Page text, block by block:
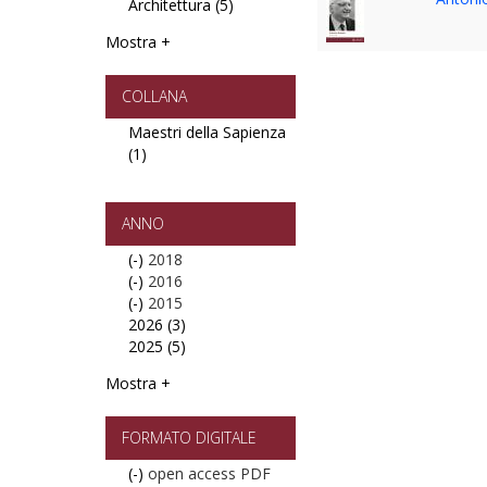
Letterature
Psicologia
Pedagogia
filter
Architettura (5)
Mostra +
COLLANA
Maestri della Sapienza
(1)
della
Sapienza
filter
ANNO
(-) Remove
2018
filter
2018
(-) Remove
2016
filter
2016
(-) Remove
2015
filter
2015
2026 (3)
2025 (5)
Mostra +
FORMATO DIGITALE
(-) Remove
open access PDF